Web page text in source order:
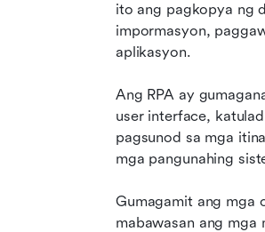
ito ang pagkopya ng
impormasyon,
aplikasyon.
Ang RPA ay
user interface,
pagsunod sa mga
mga pangunahing
Gumagamit ang mga
mabawasan ang mga